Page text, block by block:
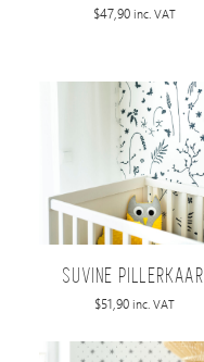
$47,90 inc. VAT
SUVINE PILLERKAAR
$51,90 inc. VAT